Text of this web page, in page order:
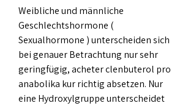
Weibliche und männliche
Geschlechtshormone (
Sexualhormone ) unterscheiden sich
bei genauer Betrachtung nur sehr
geringfügig, acheter clenbuterol pro
anabolika kur richtig absetzen. Nur
eine Hydroxylgruppe unterscheidet